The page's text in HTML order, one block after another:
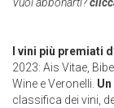
I vini più premiati
2023: Ais Vitae,
Wine e Veronelli.
classifica dei vini,